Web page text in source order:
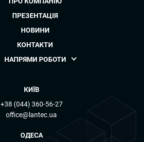
НАПРЯМИ РОБОТИ
ПРЕЗЕНТАЦІЯ
НОВИНИ
КОНТАКТИ
КИЇВ
+38 (044) 360-56-27
office@lantec.ua
ОДЕСА